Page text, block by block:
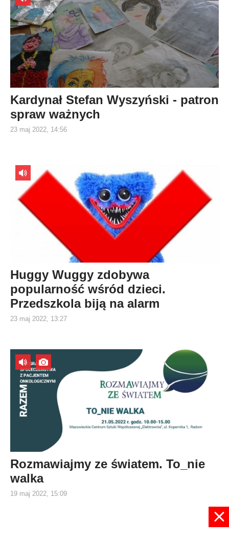
Kardynał Stefan Wyszyński - patron
spraw ważnych
23 maj 2022, 14:56
Huggy Wuggy zdobywa
popularność wśród dzieci.
Przedszkola biją na alarm
23 maj 2022, 13:27
Rozmawiajmy ze światem. To_nie
walka
19 maj 2022, 15:09